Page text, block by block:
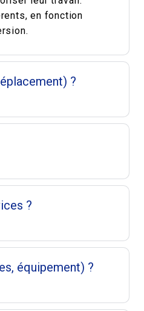
en fonction
?
?
équipement) ?